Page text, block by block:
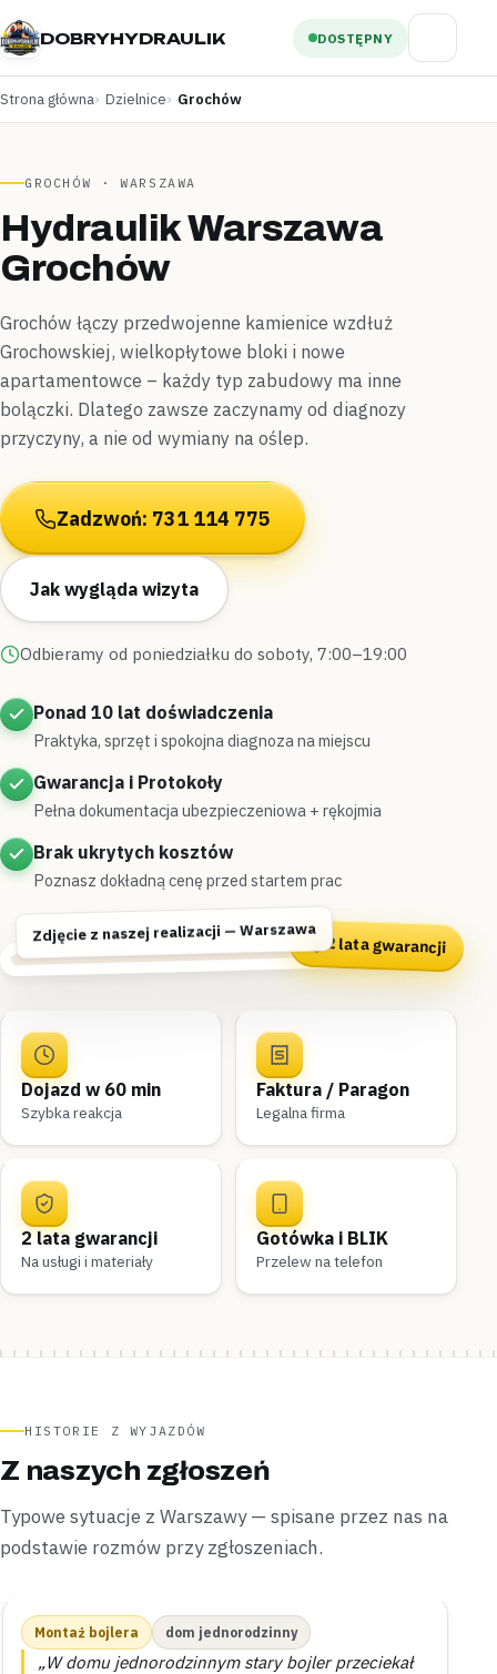
DOBRYHYDRAULIK DOSTĘPNY
Strona główna Dzielnice Grochów
GROCHÓW · WARSZAWA
Hydraulik Warszawa
Grochów
Grochów łączy przedwojenne kamienice wzdłuż
Grochowskiej, wielkopłytowe bloki i nowe
apartamentowce – każdy typ zabudowy ma inne
bolączki. Dlatego zawsze zaczynamy od diagnozy
przyczyny, a nie od wymiany na oślep.
Zadzwoń: 731 114 775
Jak wygląda wizyta
Odbieramy od poniedziałku do soboty, 7:00–19:00
Ponad 10 lat doświadczenia
Praktyka, sprzęt i spokojna diagnoza na miejscu
Gwarancja i Protokoły
Pełna dokumentacja ubezpieczeniowa + rękojmia
Brak ukrytych kosztów
Poznasz dokładną cenę przed startem prac
2 lata gwarancji
Zdjęcie z naszej realizacji — Warszawa
Dojazd w 60 min
Szybka reakcja
Faktura / Paragon
Legalna firma
2 lata gwarancji
Na usługi i materiały
Gotówka i BLIK
Przelew na telefon
HISTORIE Z WYJAZDÓW
Z naszych zgłoszeń
Typowe sytuacje z Warszawy — spisane przez nas na
podstawie rozmów przy zgłoszeniach.
Montaż bojlera dom jednorodzinny
„W domu jednorodzinnym stary bojler przeciekał